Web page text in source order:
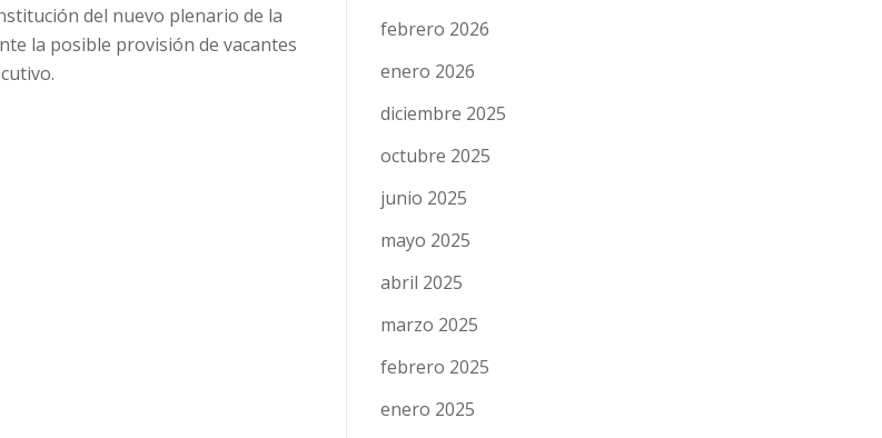
del nuevo plenario de la
la posible provisión de vacantes
febrero 2026
enero 2026
diciembre 2025
octubre 2025
junio 2025
mayo 2025
abril 2025
marzo 2025
febrero 2025
enero 2025